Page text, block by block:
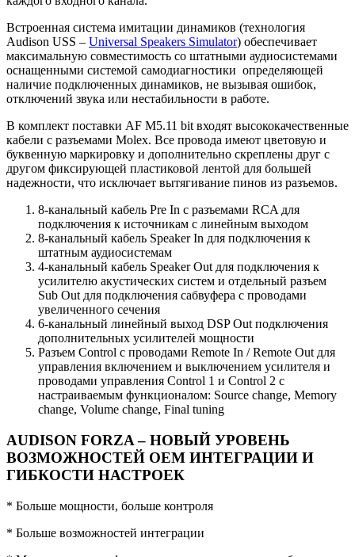
Встроенная система имитации динамиков (технология
Audison USS – Universal Speakers Simulator) обеспечивает
максимальную совместимость со штатными аудиосистемами
оснащенными системой самодиагностики определяющей
наличие подключенных динамиков, не вызывая ошибок,
отключений звука или нестабильности в работе.
В комплект поставки AF M5.11 bit входят высококачественные
кабели с разъемами Molex. Все провода имеют цветовую и
буквенную маркировку и дополнительно скреплены друг с
другом фиксирующей пластиковой лентой для большей
надежности, что исключает вытягивание пинов из разъемов.
8-канальный кабель Pre In с разъемами RCA для
подключения к источникам с линейным выходом
8-канальный кабель Speaker In для подключения к
штатным аудиосистемам
4-канальный кабель Speaker Out для подключения к
усилителю акустических систем и отдельный разъем
Sub Out для подключения сабвуфера с проводами
увеличенного сечения
6-канальный линейный выход DSP Out подключения
дополнительных усилителей мощности
Разъем Control с проводами Remote In / Remote Out для
управления включением и выключением усилителя и
проводами управления Control 1 и Control 2 с
настраиваемым функционалом: Source change, Memory
change, Volume change, Final tuning
AUDISON FORZA – НОВЫЙ УРОВЕНЬ
ВОЗМОЖНОСТЕЙ ОЕМ ИНТЕГРАЦИИ И
ГИБКОСТИ НАСТРОЕК
* Больше мощности, больше контроля
* Больше возможностей интеграции